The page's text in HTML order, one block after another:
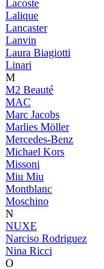
Lacoste
Lalique
Lancaster
Lanvin
Laura Biagiotti
Linari
M
M2 Beauté
MAC
Marc Jacobs
Marlies Möller
Mercedes-Benz
Michael Kors
Missoni
Miu Miu
Montblanc
Moschino
N
NUXE
Narciso Rodriguez
Nina Ricci
O